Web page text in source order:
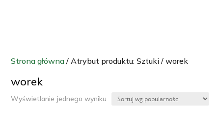
Strona główna / Atrybut produktu: Sztuki / worek
worek
Wyświetlanie jednego wyniku